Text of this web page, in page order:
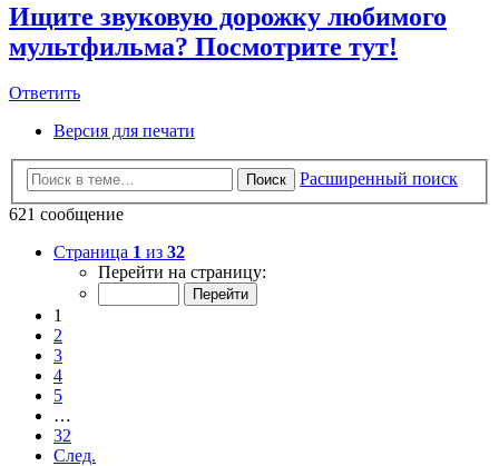
Ищите звуковую дорожку любимого
мультфильма? Посмотрите тут!
Ответить
Версия для печати
Поиск
Расширенный поиск
621 сообщение
Страница 1 из 32
Перейти на страницу:
1
2
3
4
5
…
32
След.